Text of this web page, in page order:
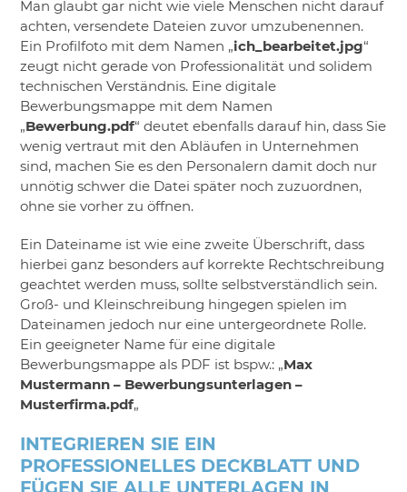
Man glaubt gar nicht wie viele Menschen nicht darauf
achten, versendete Dateien zuvor umzubenennen.
Ein Profilfoto mit dem Namen „ich_bearbeitet.jpg“
zeugt nicht gerade von Professionalität und solidem
technischen Verständnis. Eine digitale
Bewerbungsmappe mit dem Namen
„Bewerbung.pdf“ deutet ebenfalls darauf hin, dass Sie
wenig vertraut mit den Abläufen in Unternehmen
sind, machen Sie es den Personalern damit doch nur
unnötig schwer die Datei später noch zuzuordnen,
ohne sie vorher zu öffnen.
Ein Dateiname ist wie eine zweite Überschrift, dass
hierbei ganz besonders auf korrekte Rechtschreibung
geachtet werden muss, sollte selbstverständlich sein.
Groß- und Kleinschreibung hingegen spielen im
Dateinamen jedoch nur eine untergeordnete Rolle.
Ein geeigneter Name für eine digitale
Bewerbungsmappe als PDF ist bspw.: „Max
Mustermann – Bewerbungsunterlagen –
Musterfirma.pdf„
INTEGRIEREN SIE EIN
PROFESSIONELLES DECKBLATT UND
FÜGEN SIE ALLE UNTERLAGEN IN